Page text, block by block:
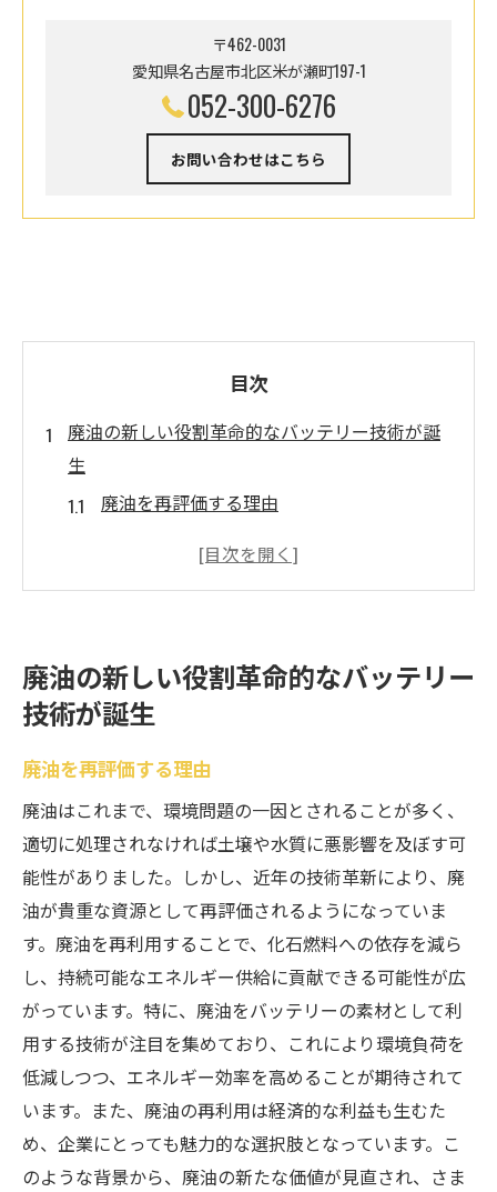
〒462-0031
愛知県名古屋市北区米が瀬町197-1
052-300-6276
お問い合わせはこちら
目次
廃油の新しい役割革命的なバッテリー技術が誕
生
廃油を再評価する理由
廃油バッテリーの基本原理
廃油バッテリー技術の市場への影響
環境保護と持続可能性廃油バッテリーの可能性
を探る
環境保護の新たなアプローチ
持続可能なエネルギー供給の実現
廃油バッテリーの長所と短所
環境に優しいエネルギー転換
廃油再利用の経済的メリット
持続可能性を高めるための取り組み
廃油バッテリーの仕組みとその革新性
廃油バッテリーの基本構造とは
化学反応によるエネルギー生成
革新的な材料の活用
製造プロセスの最適化
廃油の新しい役割革命的なバッテリー
技術が誕生
廃油を再評価する理由
廃油はこれまで、環境問題の一因とされることが多く、
適切に処理されなければ土壌や水質に悪影響を及ぼす可
能性がありました。しかし、近年の技術革新により、廃
油が貴重な資源として再評価されるようになっていま
す。廃油を再利用することで、化石燃料への依存を減ら
し、持続可能なエネルギー供給に貢献できる可能性が広
がっています。特に、廃油をバッテリーの素材として利
用する技術が注目を集めており、これにより環境負荷を
低減しつつ、エネルギー効率を高めることが期待されて
います。また、廃油の再利用は経済的な利益も生むた
め、企業にとっても魅力的な選択肢となっています。こ
のような背景から、廃油の新たな価値が見直され、さま